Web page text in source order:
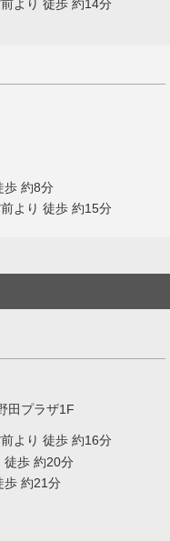
より 徒歩 約14分
歩 約8分
より 徒歩 約15分
田プラザ1F
より 徒歩 約16分
徒歩 約20分
歩 約21分